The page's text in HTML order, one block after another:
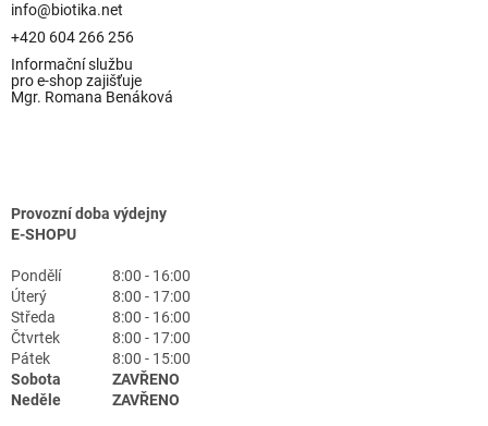
info@biotika.net
+420 604 266 256
Informační službu
pro e-shop zajišťuje
Mgr. Romana Benáková
Provozní doba výdejny
E-SHOPU
Pondělí
8:00 - 16:00
Úterý
8:00 - 17:00
Středa
8:00 - 16:00
Čtvrtek
8:00 - 17:00
Pátek
8:00 - 15:00
Sobota
ZAVŘENO
Neděle
ZAVŘENO